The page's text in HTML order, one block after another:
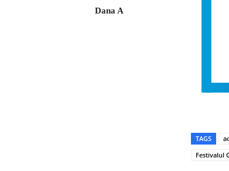
Dana A
TAGS
Festivalul